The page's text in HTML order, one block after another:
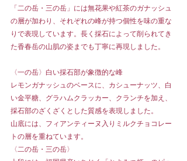
「二の岳・三の岳」には無花果や紅茶のガナッシュ
の層が加わり、それぞれの峰が持つ個性を味の重な
りで表現しています。長く採石によって削られてき
た香春岳の山肌の姿までも丁寧に再現しました。
〈一の岳〉白い採石部が象徴的な峰
レモンガナッシュのベースに、カシューナッツ、白
い金平糖、グラハムクラッカー、クランチを加え、
採石部のざくざくとした質感を表現しました。
山底には、フィアンティーヌ入りミルクチョコレー
トの層を重ねています。
〈二の岳・三の岳〉